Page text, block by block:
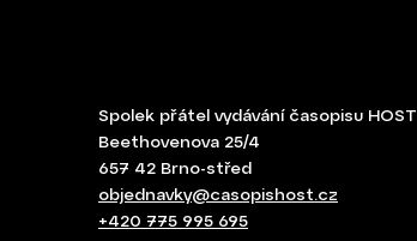
Spolek přátel vydávání časopisu HOST
Beethovenova 25/4
657 42 Brno-střed
objednavky@casopishost.cz
+420 775 995 695